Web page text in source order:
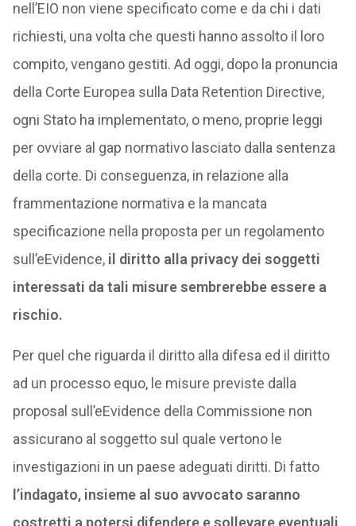
nell’EIO non viene specificato come e da chi i dati
richiesti, una volta che questi hanno assolto il loro
compito, vengano gestiti. Ad oggi, dopo la pronuncia
della Corte Europea sulla Data Retention Directive,
ogni Stato ha implementato, o meno, proprie leggi
per ovviare al gap normativo lasciato dalla sentenza
della corte. Di conseguenza, in relazione alla
frammentazione normativa e la mancata
specificazione nella proposta per un regolamento
sull’eEvidence, il diritto alla privacy dei soggetti
interessati da tali misure sembrerebbe essere a
rischio.
Per quel che riguarda il diritto alla difesa ed il diritto
ad un processo equo, le misure previste dalla
proposal sull’eEvidence della Commissione non
assicurano al soggetto sul quale vertono le
investigazioni in un paese adeguati diritti. Di fatto
l’indagato, insieme al suo avvocato saranno
costretti a potersi difendere e sollevare eventuali